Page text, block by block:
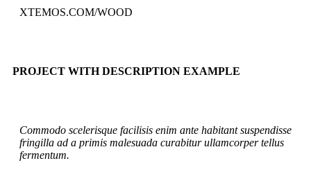
XTEMOS.COM/WOOD
PROJECT WITH DESCRIPTION EXAMPLE
Commodo scelerisque facilisis enim ante habitant suspendisse
fringilla ad a primis malesuada curabitur ullamcorper tellus
fermentum.